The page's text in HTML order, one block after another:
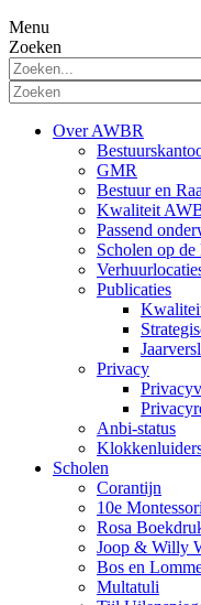
Menu
Zoeken
Over AWBR
GMR
Bestuur en
Kwaliteit
Passend
Scholen op de
Publicaties
Privacy
Anbi-status
Scholen
Corantijn
10e
Rosa
Joop & Willy
Bos en
Multatuli